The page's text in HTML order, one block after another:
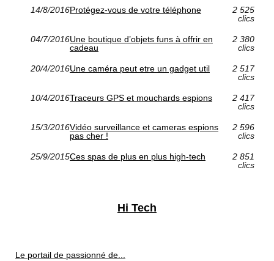
14/8/2016Protégez-vous de votre téléphone
2 525
clics
04/7/2016Une boutique d’objets funs à offrir en
cadeau
2 380
clics
20/4/2016Une caméra peut etre un gadget util
2 517
clics
10/4/2016Traceurs GPS et mouchards espions
2 417
clics
15/3/2016Vidéo surveillance et cameras espions
pas cher !
2 596
clics
25/9/2015Ces spas de plus en plus high-tech
2 851
clics
Hi Tech
Le portail de passionné de...